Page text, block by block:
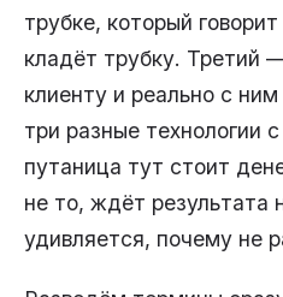
трубке, который
кладёт трубку. Третий
клиенту и реально с
три разные технологии
путаница тут стоит
не то, ждёт результата
удивляется, почему не